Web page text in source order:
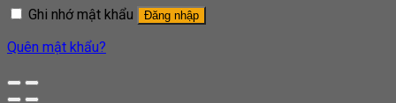
Ghi nhớ mật khẩu
Đăng nhập
Quên mật khẩu?